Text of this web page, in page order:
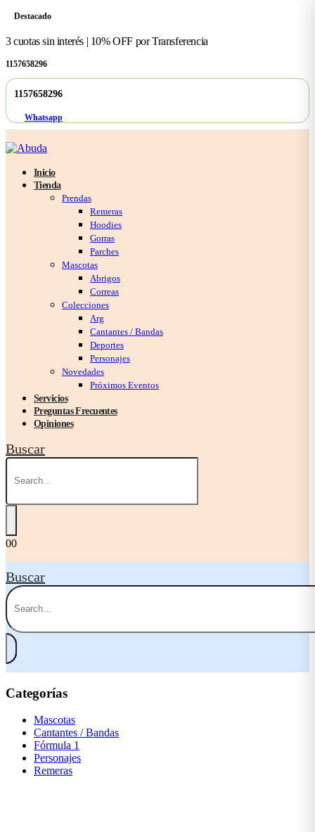
Destacado
3 cuotas sin interés | 10% OFF por Transferencia
1157658296
1157658296
Whatsapp
Inicio
Tienda
Prendas
Remeras
Hoodies
Gorras
Parches
Mascotas
Abrigos
Correas
Colecciones
Arg
Cantantes / Bandas
Deportes
Personajes
Novedades
Próximos Eventos
Servicios
Preguntas Frecuentes
Opiniones
Buscar
00
Buscar
Categorías
Mascotas
Cantantes / Bandas
Fórmula 1
Personajes
Remeras